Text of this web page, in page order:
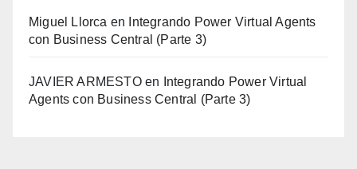
Miguel Llorca en
Integrando Power Virtual Agents
con Business Central (Parte 3)
JAVIER ARMESTOen
Integrando Power Virtual
Agents con Business Central (Parte 3)